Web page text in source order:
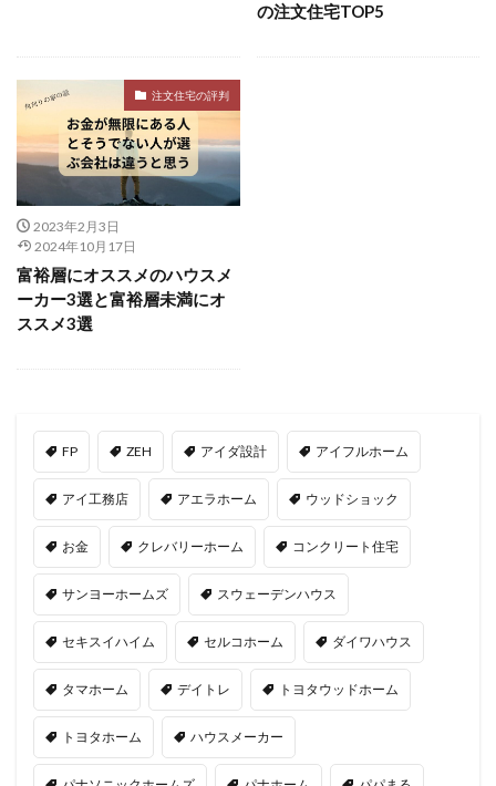
の注文住宅TOP5
注文住宅の評判
2023年2月3日
2024年10月17日
富裕層にオススメのハウスメ
ーカー3選と富裕層未満にオ
ススメ3選
FP ZEH アイダ設計 アイフルホーム
アイ工務店 アエラホーム ウッドショック
お金 クレバリーホーム コンクリート住宅
サンヨーホームズ スウェーデンハウス
セキスイハイム セルコホーム ダイワハウス
タマホーム デイトレ トヨタウッドホーム
トヨタホーム ハウスメーカー